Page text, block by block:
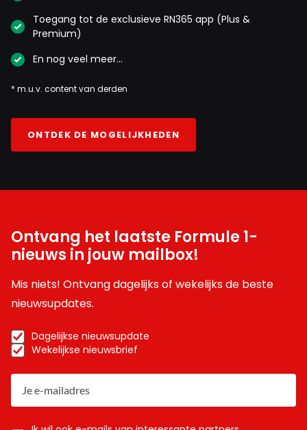
Toegang tot de exclusieve RN365 app (Plus &
Premium)
En nog veel meer…
* m.u.v. content van derden
ONTDEK DE MOGELIJKHEDEN
Ontvang het laatste Formule 1-
nieuws in jouw mailbox!
Mis niets! Ontvang dagelijks of wekelijks de beste
nieuwsupdates.
Dagelijkse nieuwsupdate
Wekelijkse nieuwsbrief